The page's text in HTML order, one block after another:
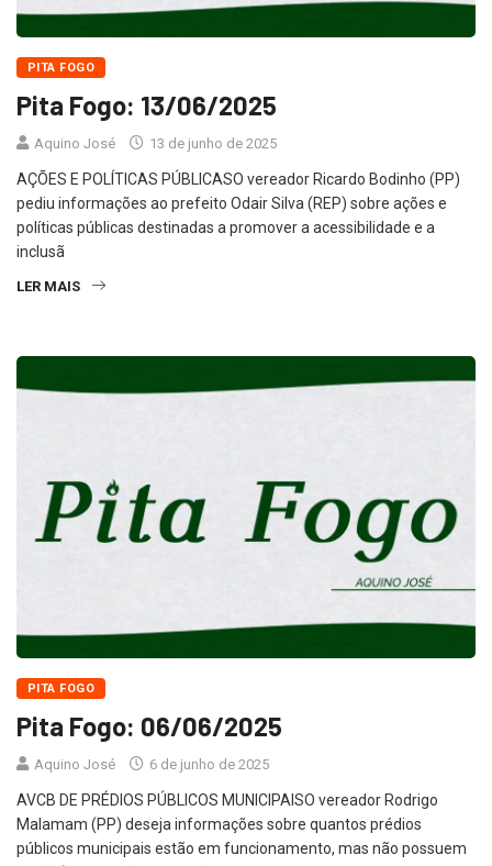
PITA FOGO
Pita Fogo: 13/06/2025
Aquino José 13 de junho de 2025
AÇÕES E POLÍTICAS PÚBLICASO vereador Ricardo Bodinho (PP)
pediu informações ao prefeito Odair Silva (REP) sobre ações e
políticas públicas destinadas a promover a acessibilidade e a
inclusã
LER MAIS
PITA FOGO
Pita Fogo: 06/06/2025
Aquino José 6 de junho de 2025
AVCB DE PRÉDIOS PÚBLICOS MUNICIPAISO vereador Rodrigo
Malamam (PP) deseja informações sobre quantos prédios
públicos municipais estão em funcionamento, mas não possuem
AVCB (Auto de Vistoria do Corpo